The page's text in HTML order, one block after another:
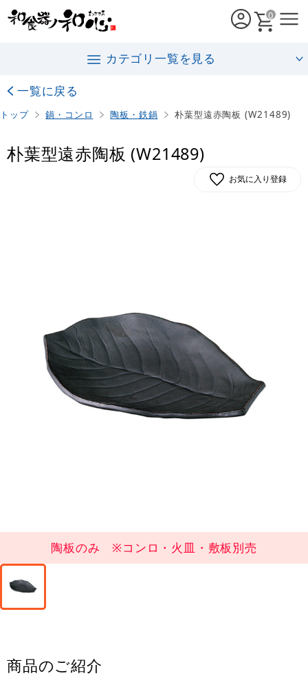
0
カテゴリ一覧を見る
一覧に戻る
トップ 鍋・コンロ 陶板・鉄鍋 朴葉型遠赤陶板 (W21489)
朴葉型遠赤陶板 (W21489)
お気に入り登録
陶板のみ ※コンロ・火皿・敷板別売
商品のご紹介